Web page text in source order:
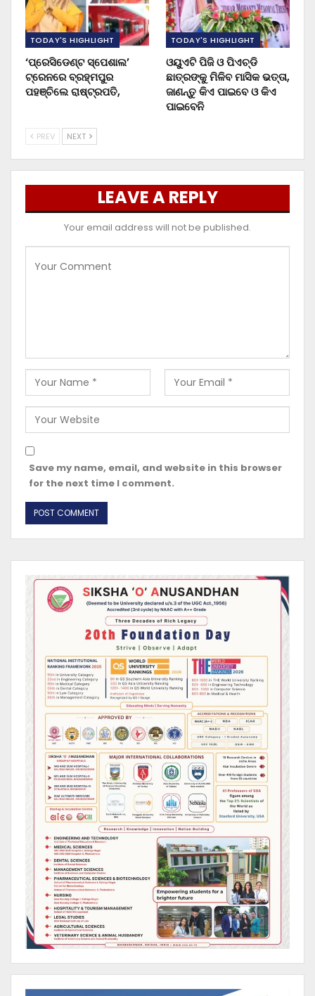
TODAY'S HIGHLIGHT
‘ପ୍ରେସିଡେଣ୍ଟ ସ୍ପେଶାଲ’
ଟ୍ରେନରେ ବ୍ରହ୍ମପୁର
ପହଞ୍ଚିଲେ ରାଷ୍ଟ୍ରପତି,
TODAY'S HIGHLIGHT
ଓୟୁଏଟି ପିଜି ଓ ପିଏଚ୍‌ଡି
ଛାତ୍ରଙ୍କୁ ମିଳିବ ମାସିକ ଭତ୍ତା,
ଜାଣନ୍ତୁ କିଏ ପାଇବେ ଓ କିଏ
ପାଇବେନି
PREV NEXT
LEAVE A REPLY
Your email address will not be published.
Save my name, email, and website in this browser
for the next time I comment.